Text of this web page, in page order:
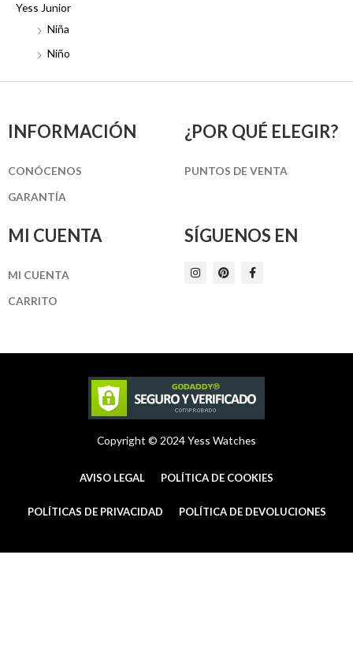
Yess Junior
Niña
Niño
INFORMACIÓN
CONÓCENOS
GARANTÍA
¿POR QUÉ ELEGIR?
PUNTOS DE VENTA
MI CUENTA
MI CUENTA
CARRITO
SÍGUENOS EN
I
n
m
P
i
t
F
a
-
Copyright © 2024 Yess Watches
AVISO LEGAL POLÍTICA DE COOKIES
POLÍTICAS DE PRIVACIDAD POLÍTICA DE DEVOLUCIONES